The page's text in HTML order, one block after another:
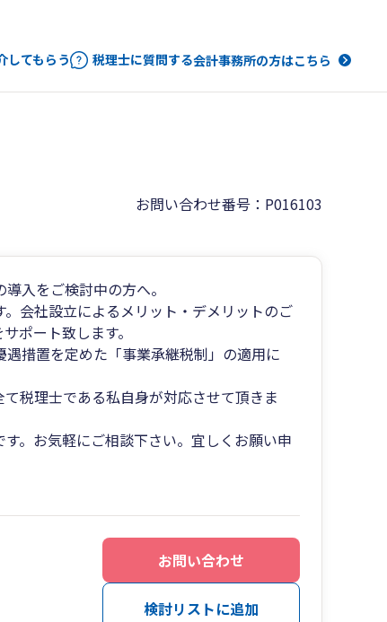
してもらう 税理士に質問する会計事務所の方はこちら
お問い合わせ番号：P016103
入をご検討中の方へ。
会社設立によるメリット・デメリットのご
ポート致します。
措置を定めた「事業承継税制」の適用に
税理士である私自身が対応させて頂きま
。お気軽にご相談下さい。宜しくお願い申
お問い合わせ
検討リストに追加